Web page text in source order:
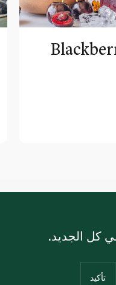
كل الجديد.